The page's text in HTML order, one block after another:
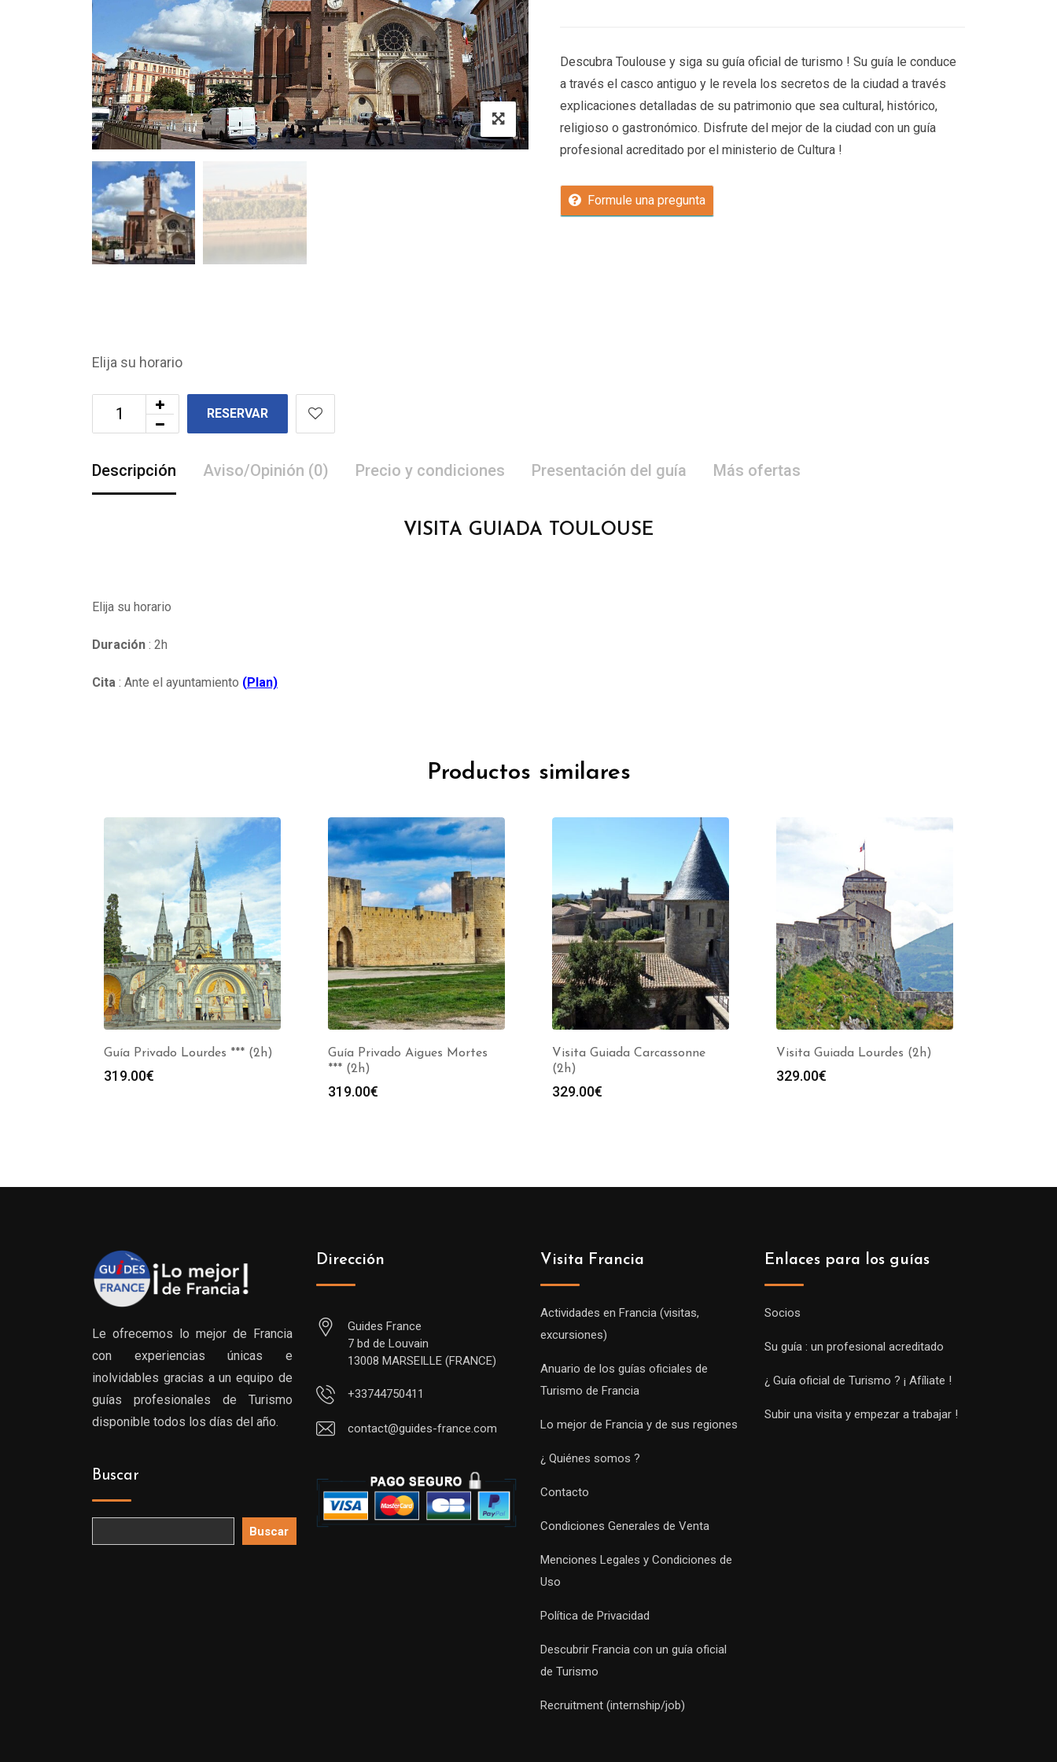
Descubra Toulouse y siga su guía oficial de turismo ! Su guía le conduce
a través el casco antiguo y le revela los secretos de la ciudad a través
explicaciones detalladas de su patrimonio que sea cultural, histórico,
religioso o gastronómico. Disfrute del mejor de la ciudad con un guía
profesional acreditado por el ministerio de Cultura !
Formule una pregunta
Elija su horario
RESERVAR
Descripción Aviso/Opinión (0) Precio y condiciones Presentación del guía Más ofertas
VISITA GUIADA TOULOUSE
Elija su horario
Duración : 2h
Cita : Ante el ayuntamiento (Plan)
Productos similares
Guía Privado Lourdes *** (2h)
319.00€
Guía Privado Aigues Mortes
*** (2h)
319.00€
Visita Guiada Carcassonne
(2h)
329.00€
Visita Guiada Lourdes (2h)
329.00€
Le ofrecemos lo mejor de Francia
con experiencias únicas e
inolvidables gracias a un equipo de
guías profesionales de Turismo
disponible todos los días del año.
Buscar
Buscar
Dirección
Guides France
7 bd de Louvain
13008 MARSEILLE (FRANCE)
+33744750411
contact@guides-france.com
Visita Francia
Actividades en Francia (visitas,
excursiones)
Anuario de los guías oficiales de
Turismo de Francia
Lo mejor de Francia y de sus regiones
¿ Quiénes somos ?
Contacto
Condiciones Generales de Venta
Menciones Legales y Condiciones de
Uso
Política de Privacidad
Descubrir Francia con un guía oficial
de Turismo
Recruitment (internship/job)
Enlaces para los guías
Socios
Su guía : un profesional acreditado
¿ Guía oficial de Turismo ? ¡ Afíliate !
Subir una visita y empezar a trabajar !